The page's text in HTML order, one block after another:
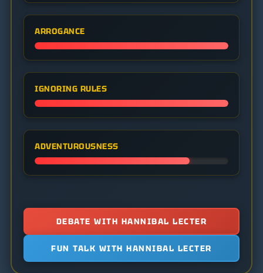
ARROGANCE
IGNORING RULES
ADVENTUROUSNESS
DEBATE WITH HANNIBAL LECTER
FUN TALK WITH HANNIBAL LECTER